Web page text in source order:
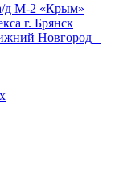
д М-2 «Крым»
г. Брянск
Новгород –